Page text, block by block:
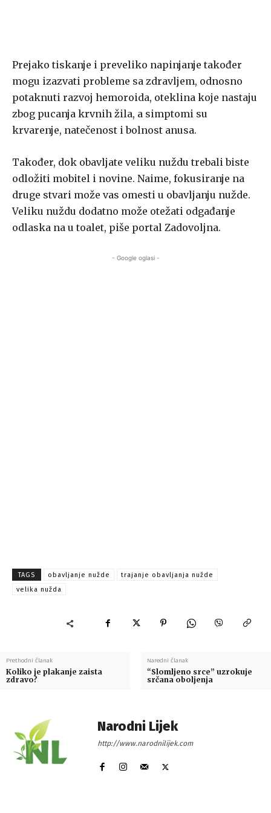
Prejako tiskanje i preveliko napinjanje također
mogu izazvati probleme sa zdravljem, odnosno
potaknuti razvoj hemoroida, oteklina koje nastaju
zbog pucanja krvnih žila, a simptomi su
krvarenje, natečenost i bolnost anusa.
Također, dok obavljate veliku nuždu trebali biste
odložiti mobitel i novine. Naime, fokusiranje na
druge stvari može vas omesti u obavljanju nužde.
Veliku nuždu dodatno može otežati odgađanje
odlaska na u toalet, piše portal Zadovoljna.
- Google oglasi -
TAGS obavljanje nužde
trajanje obavljanja nužde
velika nužda
Prethodni članak
Koliko je plakanje zaista
zdravo?
Naredni članak
“Slomljeno srce” uzrokuje
srčana oboljenja
Narodni Lijek
http://www.narodnilijek.com